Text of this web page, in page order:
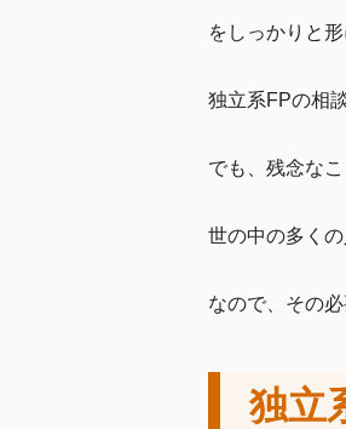
をしっかりと
独立系FPの相
でも、残念なこ
世の中の多く
なので、その
独立